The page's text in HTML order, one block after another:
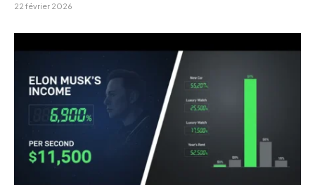
22 février 2026